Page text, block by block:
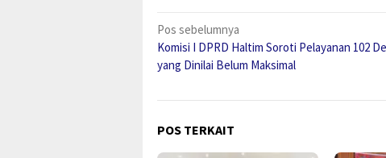
Navigasi
pos
Pos sebelumnya
Komisi I DPRD Haltim Soroti Pelayanan 102
yang Dinilai Belum Maksimal
POS TERKAIT